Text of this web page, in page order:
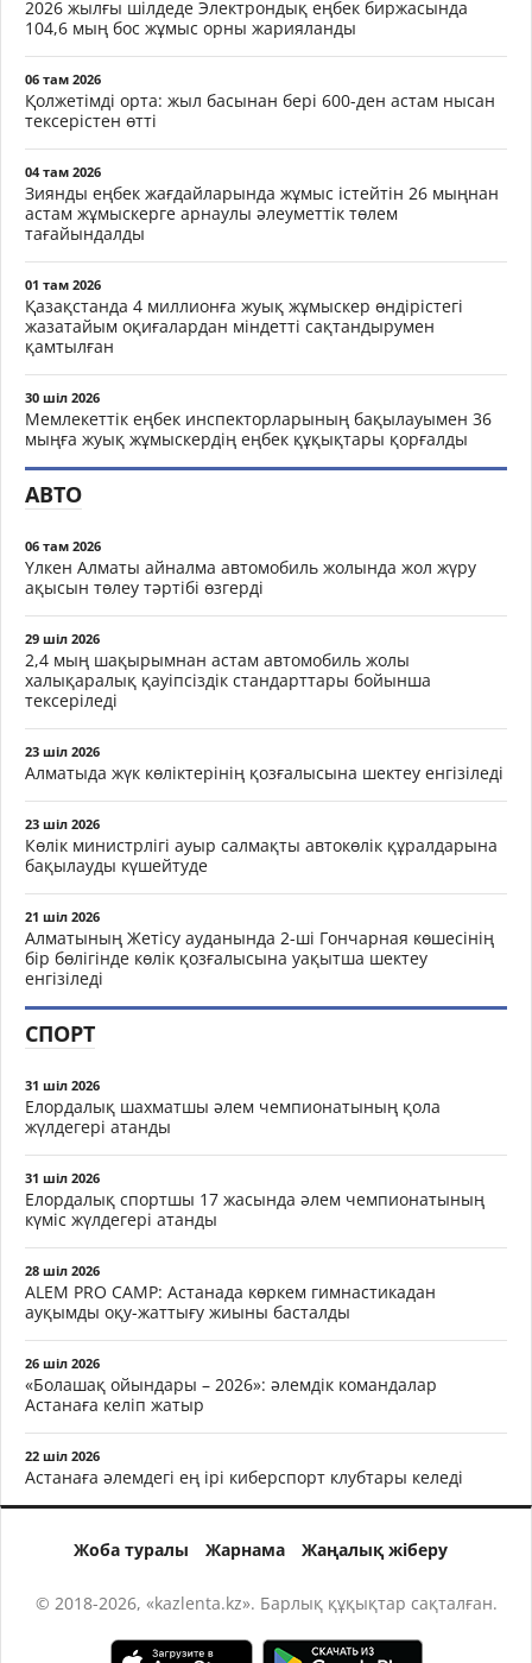
2026 жылғы шілдеде Электрондық еңбек биржасында
104,6 мың бос жұмыс орны жарияланды
06 там 2026
Қолжетімді орта: жыл басынан бері 600-ден астам нысан
тексерістен өтті
04 там 2026
Зиянды еңбек жағдайларында жұмыс істейтін 26 мыңнан
астам жұмыскерге арнаулы әлеуметтік төлем
тағайындалды
01 там 2026
Қазақстанда 4 миллионға жуық жұмыскер өндірістегі
жазатайым оқиғалардан міндетті сақтандырумен
қамтылған
30 шіл 2026
Мемлекеттік еңбек инспекторларының бақылауымен 36
мыңға жуық жұмыскердің еңбек құқықтары қорғалды
АВТО
06 там 2026
Үлкен Алматы айналма автомобиль жолында жол жүру
ақысын төлеу тәртібі өзгерді
29 шіл 2026
2,4 мың шақырымнан астам автомобиль жолы
халықаралық қауіпсіздік стандарттары бойынша
тексеріледі
23 шіл 2026
Алматыда жүк көліктерінің қозғалысына шектеу енгізіледі
23 шіл 2026
Көлік министрлігі ауыр салмақты автокөлік құралдарына
бақылауды күшейтуде
21 шіл 2026
Алматының Жетісу ауданында 2-ші Гончарная көшесінің
бір бөлігінде көлік қозғалысына уақытша шектеу
енгізіледі
СПОРТ
31 шіл 2026
Елордалық шахматшы әлем чемпионатының қола
жүлдегері атанды
31 шіл 2026
Елордалық спортшы 17 жасында әлем чемпионатының
күміс жүлдегері атанды
28 шіл 2026
ALEM PRO CAMP: Астанада көркем гимнастикадан
ауқымды оқу-жаттығу жиыны басталды
26 шіл 2026
«Болашақ ойындары – 2026»: әлемдік командалар
Астанаға келіп жатыр
22 шіл 2026
Астанаға әлемдегі ең ірі киберспорт клубтары келеді
Жоба туралы Жарнама Жаңалық жіберу
© 2018-2026, «kazlenta.kz». Барлық құқықтар сақталған.